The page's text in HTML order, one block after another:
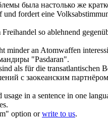
была настолько же
und fordert eine
so ablehnend
minderan Atomwaffen
"Pasdaran".
als für die transatlantischen
с заокеанским
in a sentence in one
option orwrite to us.